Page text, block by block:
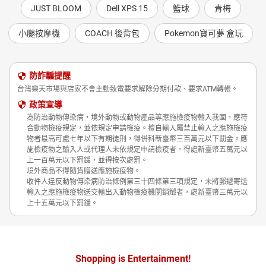
JUST BLOOM Dell XPS 15 籃球 青梅
小腿按摩機 COACH 後背包 Pokemon寶可夢 盒玩
防詐騙提醒
台灣樂天市場與店家不會主動致電要求解除分期付款、要求ATM轉帳。
政策宣導
為防治動物傳染病，境外動物或動物產品等應施檢疫物輸入我國，應符
合動物檢疫規定，並依規定申請檢疫。擅自輸入屬禁止輸入之應施檢疫
物者最高可處七年以下有期徒刑，得併科新臺幣三百萬元以下罰金。應
施檢疫物之輸入人或代理人未依規定申請檢疫者，得處新臺幣五萬元以
上一百萬元以下罰鍰，並得按次處罰。
境外商品不得隨貨贈送應施檢疫物。
收件人違反動物傳染病防治條例第三十四條第三項規定，未將郵遞寄送
輸入之應施檢疫物送交輸出入動物檢疫機關銷燬者，處新臺幣三萬元以
上十五萬元以下罰鍰。
Shopping is Entertainment!